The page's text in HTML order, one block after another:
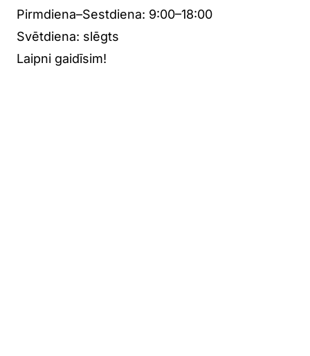
Pirmdiena–Sestdiena: 9:00–18:00
Svētdiena: slēgts
Laipni gaidīsim!